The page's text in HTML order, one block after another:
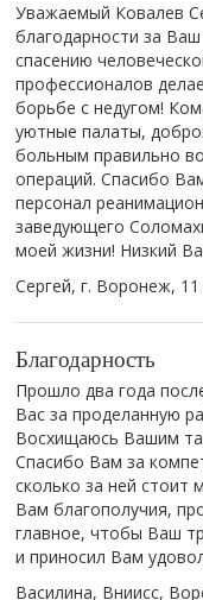
Уважаемый Ковалев
благодарности за
спасению
профессионалов
борьбе с недугом!
уютные палаты,
больным правильно
операций. Спасибо
персонал
заведующего
моей жизни! Низкий
Сергей, г. Воронеж,
Благодарность
Прошло два года
Вас за проделанную
Восхищаюсь Вашим
Спасибо Вам за
сколько за ней стоит
Вам благополучия,
главное, чтобы Ваш
и приносил Вам
Василина, Вниисс,